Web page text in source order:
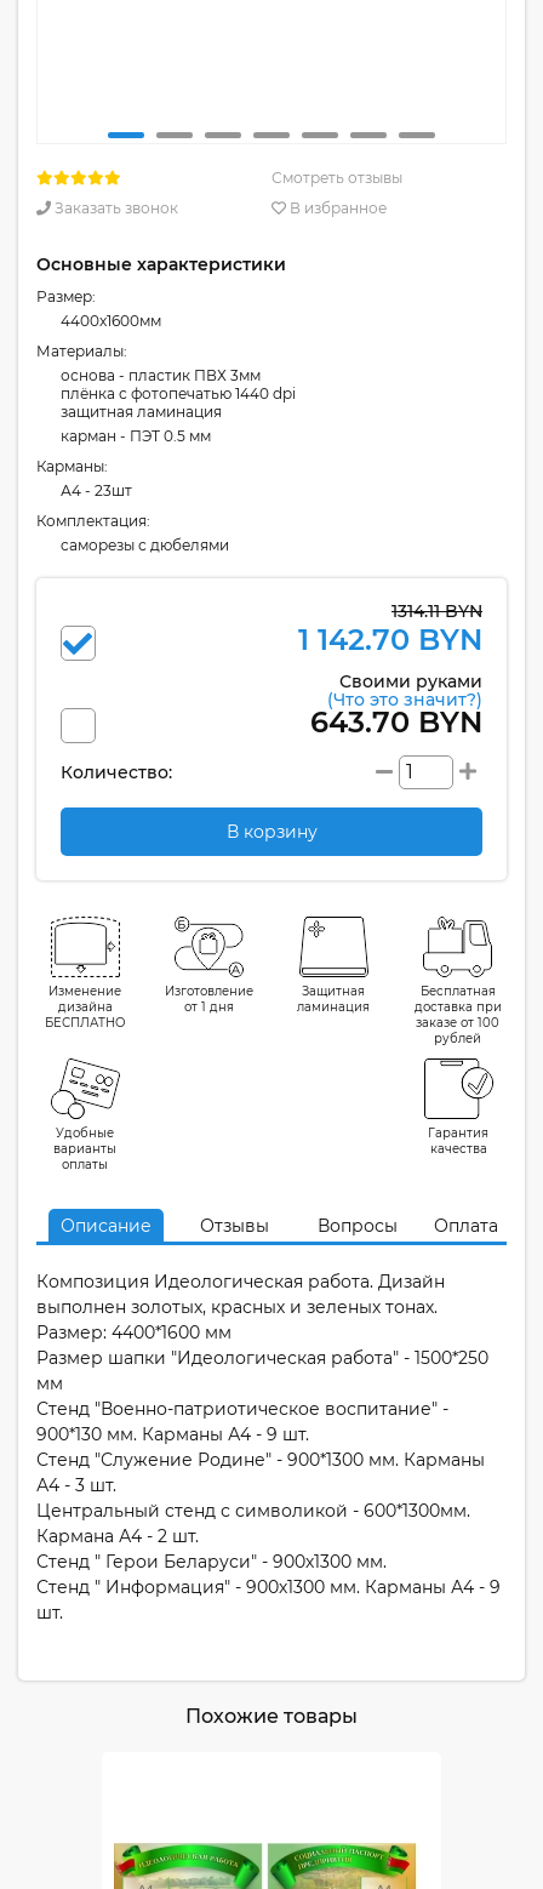
Смотреть отзывы
Заказать звонок
В избранное
Основные характеристики
Размер:
4400x1600мм
Материалы:
основа - пластик ПВХ 3мм
плёнка с фотопечатью 1440 dpi
защитная ламинация
карман - ПЭТ 0.5 мм
Карманы:
А4 - 23шт
Комплектация:
cаморезы с дюбелями
1314.11 BYN
1 142.70 BYN
Своими руками
(Что это значит?)
643.70 BYN
Количество:
В корзину
Изменение
дизайна
БЕСПЛАТНО
Изготовление
от 1 дня
Защитная
ламинация
Бесплатная
доставка при
заказе от 100
рублей
Удобные
варианты
оплаты
Гарантия
качества
Описание Отзывы Вопросы Оплата
Композиция Идеологическая работа. Дизайн
выполнен золотых, красных и зеленых тонах.
Размер: 4400*1600 мм
Размер шапки "Идеологическая работа" - 1500*250
мм
Стенд "Военно-патриотическое воспитание" -
900*130 мм. Карманы А4 - 9 шт.
Стенд "Служение Родине" - 900*1300 мм. Карманы
А4 - 3 шт.
Центральный стенд с символикой - 600*1300мм.
Кармана А4 - 2 шт.
Стенд " Герои Беларуси" - 900х1300 мм.
Стенд " Информация" - 900х1300 мм. Карманы А4 - 9
шт.
Похожие товары